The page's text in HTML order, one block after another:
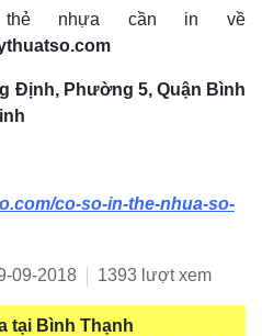
nhựa cần in về
Định, Phường 5, Quận Bình
co-so-in-the-nhua-so-
09-2018 1393 lượt xem
tại Bình Thạnh